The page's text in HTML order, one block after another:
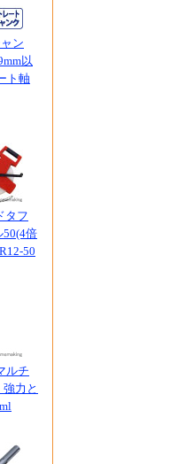
ン
以
ト軸
タフ
50(4倍
50
ルチ
力と